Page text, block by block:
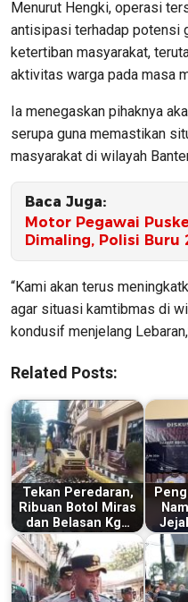
Menurut Hengki, operasi
antisipasi terhadap potensi
ketertiban masyarakat,
aktivitas warga pada masa
Ia menegaskan pihaknya
serupa guna memastikan
masyarakat di wilayah
Baca Juga:
Motor Pegawai
Dimaling, Polisi Buru
“Kami akan terus
agar situasi kamtibmas di
kondusif menjelang
Related Posts:
Tekan Peredaran,
Ribuan Botol Miras
dan Belasan Kg…